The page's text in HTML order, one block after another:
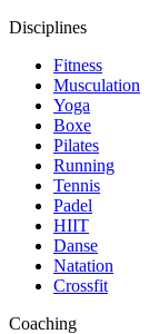
Disciplines
Fitness
Musculation
Yoga
Boxe
Pilates
Running
Tennis
Padel
HIIT
Danse
Natation
Crossfit
Coaching